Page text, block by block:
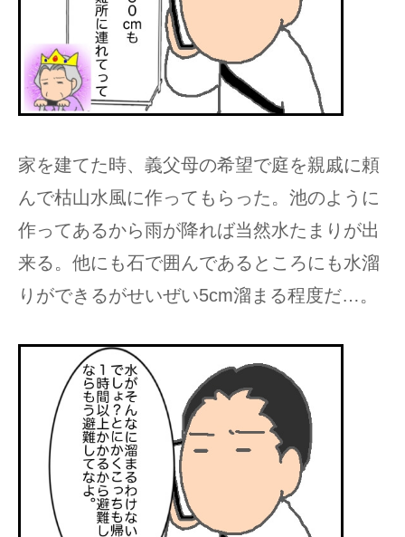
家を建てた時、義父母の希望で庭を親戚に頼
んで枯山水風に作ってもらった。池のように
作ってあるから雨が降れば当然水たまりが出
来る。他にも石で囲んであるところにも水溜
りができるがせいぜい5cm溜まる程度だ…。